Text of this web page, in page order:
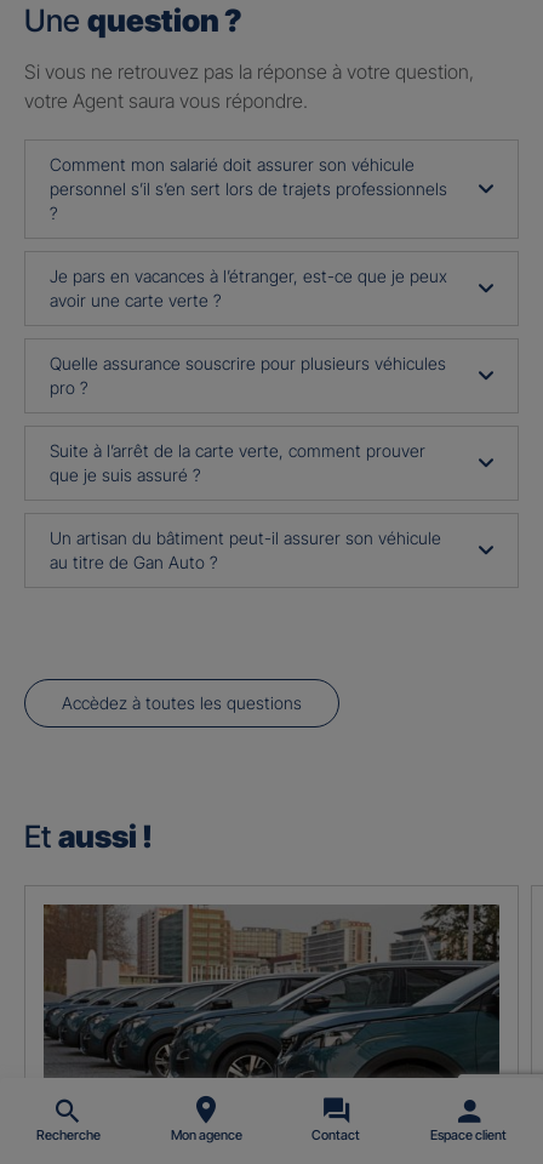
Une question ?
Si vous ne retrouvez pas la réponse à votre question,
votre Agent saura vous répondre.
Comment mon salarié doit assurer son véhicule
personnel s’il s’en sert lors de trajets professionnels
?
Je pars en vacances à l’étranger, est-ce que je peux
avoir une carte verte ?
Quelle assurance souscrire pour plusieurs véhicules
pro ?
Suite à l’arrêt de la carte verte, comment prouver
que je suis assuré ?
Un artisan du bâtiment peut-il assurer son véhicule
au titre de Gan Auto ?
Accèdez à toutes les questions
Et aussi !
Recherche Mon agence Contact Espace client